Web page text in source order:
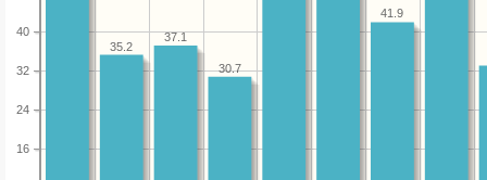
16
24
32
40
41.9
30.7
37.1
35.2